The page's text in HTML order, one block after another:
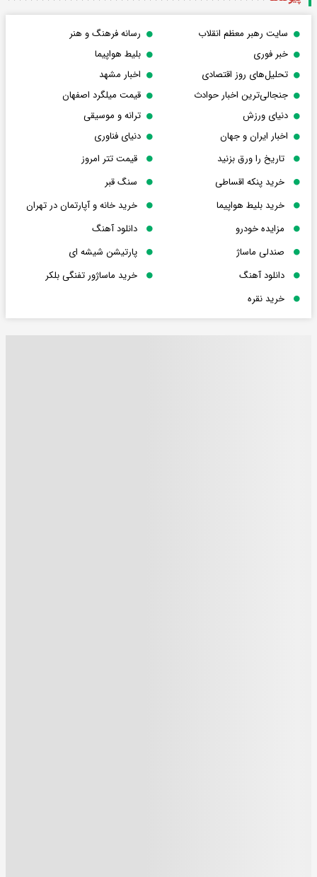
سایت رهبر معظم انقلاب
رسانه فرهنگ و هنر
خبر فوری
بلیط هواپیما
تحلیل‌های روز اقتصادی
اخبار مشهد
جنجالی‌ترین اخبار حوادث
قیمت میلگرد اصفهان
دنیای ورزش
ترانه و موسیقی
اخبار ایران و جهان
دنیای فناوری
تاریخ را ورق بزنید
قیمت تتر امروز
خرید پنکه اقساطی
سنگ قبر
خرید بلیط هواپیما
خرید خانه و آپارتمان در تهران
مزایده خودرو
دانلود آهنگ
صندلی ماساژ
پارتیشن شیشه ای
دانلود آهنگ
خرید ماساژور تفنگی بلکر
خرید نقره